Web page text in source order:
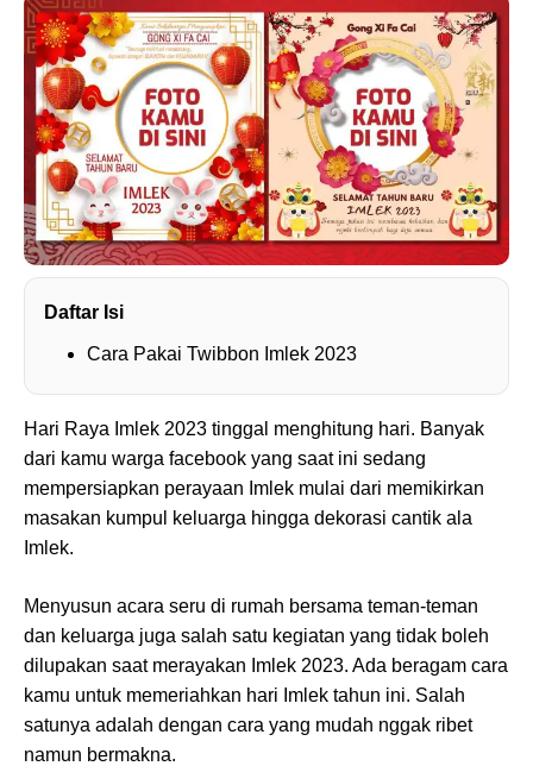
Daftar Isi
Cara Pakai Twibbon Imlek 2023
Hari Raya Imlek 2023 tinggal menghitung hari. Banyak
dari kamu warga facebook yang saat ini sedang
mempersiapkan perayaan Imlek mulai dari memikirkan
masakan kumpul keluarga hingga dekorasi cantik ala
Imlek.
Menyusun acara seru di rumah bersama teman-teman
dan keluarga juga salah satu kegiatan yang tidak boleh
dilupakan saat merayakan Imlek 2023. Ada beragam cara
kamu untuk memeriahkan hari Imlek tahun ini. Salah
satunya adalah dengan cara yang mudah nggak ribet
namun bermakna.